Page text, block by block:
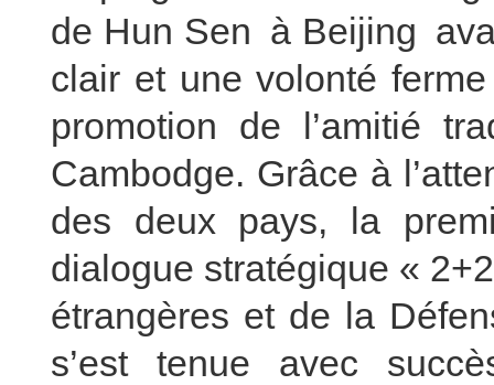
de Hun Sen à Beijing
clair et une volonté
promotion de l’amitié
Cambodge. Grâce à
des deux pays, la
dialogue stratégique «
étrangères et de la
s’est tenue avec